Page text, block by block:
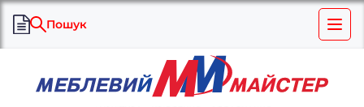
Пошук